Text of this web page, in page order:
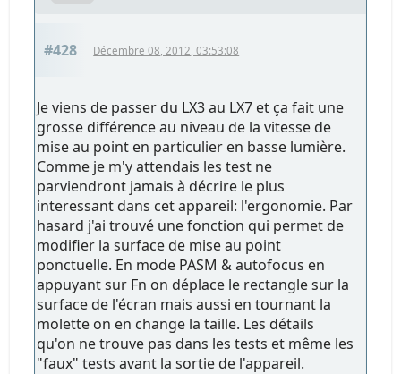
#428 Décembre 08, 2012, 03:53:08
Je viens de passer du LX3 au LX7 et ça fait une
grosse différence au niveau de la vitesse de
mise au point en particulier en basse lumière.
Comme je m'y attendais les test ne
parviendront jamais à décrire le plus
interessant dans cet appareil: l'ergonomie. Par
hasard j'ai trouvé une fonction qui permet de
modifier la surface de mise au point
ponctuelle. En mode PASM & autofocus en
appuyant sur Fn on déplace le rectangle sur la
surface de l'écran mais aussi en tournant la
molette on en change la taille. Les détails
qu'on ne trouve pas dans les tests et même les
"faux" tests avant la sortie de l'appareil.